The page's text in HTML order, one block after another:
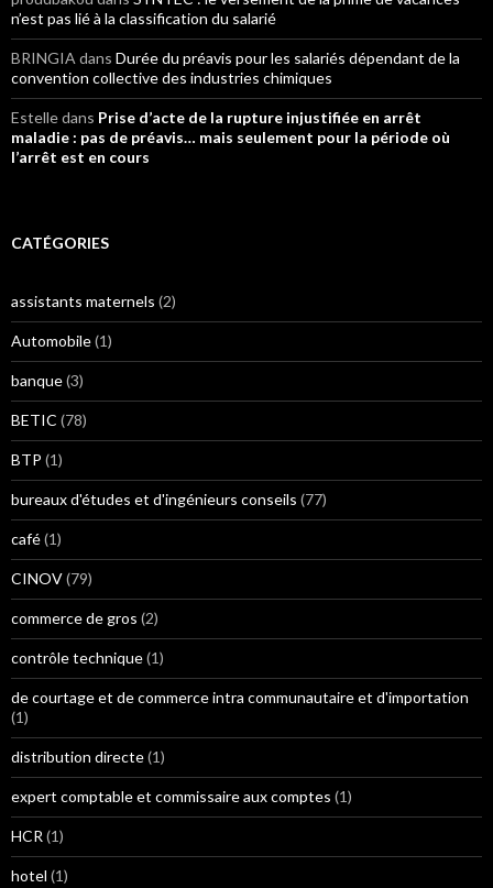
n’est pas lié à la classification du salarié
BRINGIA dans Durée du préavis pour les salariés dépendant de la
convention collective des industries chimiques
Estelledans Prise d’acte de la rupture injustifiée en arrêt
maladie : pas de préavis… mais seulement pour la période où
l’arrêt est en cours
CATÉGORIES
assistants maternels (2)
Automobile(1)
banque(3)
BETIC (78)
BTP (1)
bureaux d'études et d'ingénieurs conseils (77)
café(1)
CINOV(79)
commerce de gros (2)
contrôle technique(1)
de courtage et de commerce intra communautaire et d'importation
(1)
distribution directe(1)
expert comptable et commissaire aux comptes (1)
HCR (1)
hotel (1)